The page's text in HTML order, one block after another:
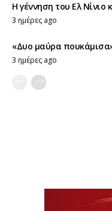
Η γέννηση του Ελ Νίνιο
3 ημέρες ago
«Δυο μαύρα
3 ημέρες ago